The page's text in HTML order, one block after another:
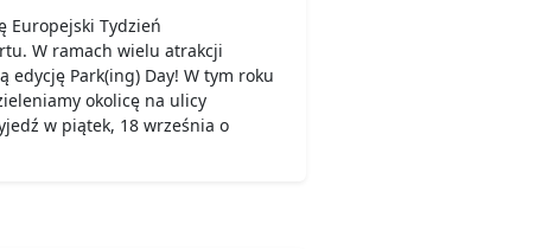
Europejski Tydzień
W ramach wielu atrakcji
edycję Park(ing) Day! W tym roku
okolicę na ulicy
w piątek, 18 września o